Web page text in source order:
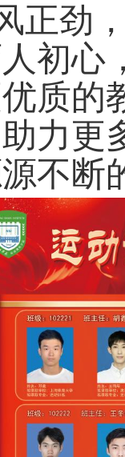
正劲
初心
质的
力更
不断